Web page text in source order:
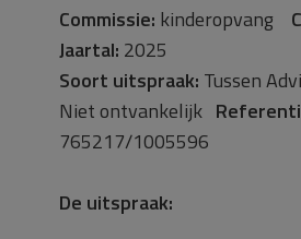
Commissie: kinderopvang
Jaartal: 2025
Soort uitspraak: Tussen
Niet ontvankelijk
765217/1005596
De uitspraak: